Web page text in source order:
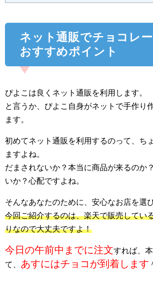
ネット通販でチョコレ
おすすめポイント
ぴよこは良くネット通販を利用します。
と言うか、ぴよこ自身がネットで手作り
ます。
初めてネット通販を利用するのって、ち
ますよね。
だまされないか？本当に商品が来るのか
いか？心配ですよね。
そんなあなたのために、安心なお店を選
今回ご紹介するのは、楽天で販売してい
りなので大丈夫ですよ！
今日の午前中までに注文すれば、
て、 あすにはチョコが到着します